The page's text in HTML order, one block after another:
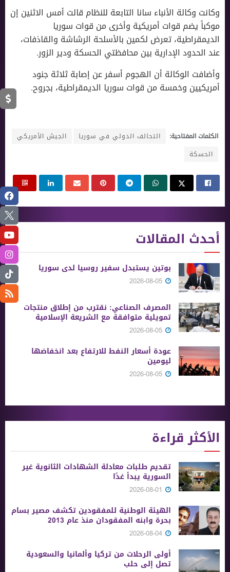
وكانت وكالة الأنباء سانا التابعة للنظام قالت أمس الاثنين إن
موكباً يضم قوات أمريكية وأخرى من قوات سوريا
الديمقراطية، تعرض لكمين بالأسلحة الرشاشة والقاذفات،
عند الحدود الإدارية بين محافظتي الحسكة ودير الزور.
وأضافت الوكالة أن الهجوم أسفر عن إصابة ثلاثة جنود
أمريكيين وخمسة من قوات سوريا الديمقراطية، بجروح.
الكلمات المفتاحية: التحالف الدولي في سوريا
الجيش الأمريكي
الحسكة
أحدث المقالات
بوتين يستبدل سفير روسيا لدى سوريا
المصرف الصناعي: نقترب من إطلاق منتجات
تمويلية متوافقة مع الشريعة الإسلامية
عودة أسعار النفط للارتفاع بعد انخفاضها
ليومين
الأكثر قراءة
تقديم طلبات معادلة الشهادات الثانوية ‏غير
السورية يبدأ غدًا
الهيئة الوطنية للمفقودين تكشف مصير بسام
بحرة وابنه المفقودان منذ عام 2013
أولى الرحلات من ‏تركيا وألمانيا والسعودية
تصل إلى حلب